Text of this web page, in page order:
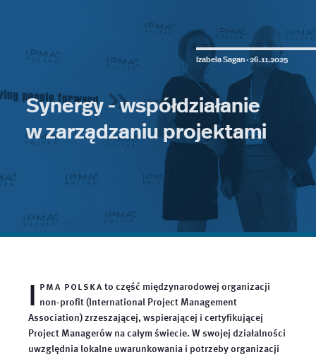
Izabela Sagan ·26.11.2025
Synergy - współdziałanie
w zarządzaniu projektami
I pma polskato część międzynarodowej organizacji
non-profit (International Project Management
Association) zrzeszającej, wspierającej i certyfikującej
Project Managerów na całym świecie. W swojej działalności
uwzględnia lokalne uwarunkowania i potrzeby organizacji